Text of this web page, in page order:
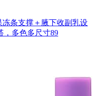
条支撑＋腋下收副乳设
，多色多尺寸89